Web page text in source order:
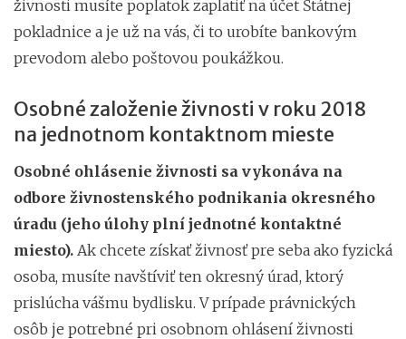
živnosti musíte poplatok zaplatiť na účet Štátnej
pokladnice a je už na vás, či to urobíte bankovým
prevodom alebo poštovou poukážkou.
Osobné založenie živnosti v roku 2018
na jednotnom kontaktnom mieste
Osobné ohlásenie živnosti sa vykonáva na
odbore živnostenského podnikania okresného
úradu (jeho úlohy plní jednotné kontaktné
miesto). Ak chcete získať živnosť pre seba ako fyzická
osoba, musíte navštíviť ten okresný úrad, ktorý
prislúcha vášmu bydlisku. V prípade právnických
osôb je potrebné pri osobnom ohlásení živnosti